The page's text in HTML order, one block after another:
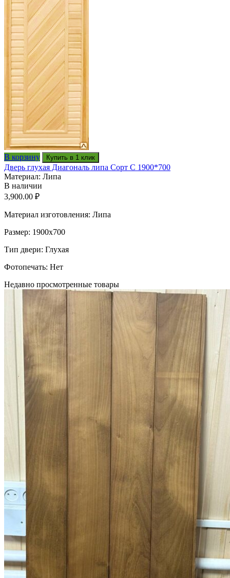
В корзину Купить в 1 клик
Дверь глухая Диагональ липа Сорт С 1900*700
Материал: Липа
В наличии
3,900.00 ₽
Материал изготовления: Липа
Размер: 1900х700
Тип двери: Глухая
Фотопечать: Нет
Недавно просмотренные товары